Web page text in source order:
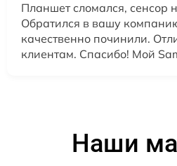
Планшет сломался, сенсор
Обратился в вашу
качественно починили.
клиентам. Спасибо! Мой
Наши